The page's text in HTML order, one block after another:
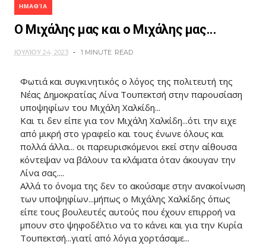
ΗΜΑΘΊΑ
Ο Μιχάλης μας και ο Μιχάλης μας...
ΙΟΥΛΊΟΥ 24, 2023 1 MINUTE READ
Φωτιά και συγκινητικός ο λόγος της πολιτευτή της
Νέας Δημοκρατίας Λίνα Τουπεκτσή στην παρουσίαση
υποψηφίων του Μιχάλη Χαλκίδη...
Και τι δεν είπε για τον Μιχάλη Χαλκίδη...ότι την ειχε
από μικρή στο γραφείο και τους ένωνε όλους και
πολλά άλλα... οι παρευρισκόμενοι εκεί στην αίθουσα
κόντεψαν να βάλουν τα κλάματα όταν άκουγαν την
Λίνα σας....
Αλλά το όνομα της δεν το ακούσαμε στην ανακοίνωση
των υποψηφίων...μήπως ο Μιχάλης Χαλκίδης όπως
είπε τους βουλευτές αυτούς που έχουν επιρροή να
μπουν στο ψηφοδέλτιο να το κάνει και για την Κυρία
Τουπεκτσή...γιατί από λόγια χορτάσαμε...